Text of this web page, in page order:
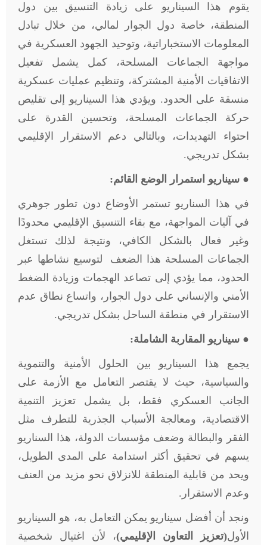
يقوم هذا السيناريو على زيادة التنسيق بين دول
المنطقة، خاصة دول الجوار لمالي، من خلال تبادل
المعلومات الاستخباراتية، وتوحيد الجهود العسكرية في
مواجهة الجماعات المسلحة، كمل يشمل تفعيل
الاتفاقيات الأمنية المشتركة، وتنظيم عمليات عسكرية
منسقة على الحدود. ويؤدي هذا السيناريو إلى تقليص
حركة الجماعات المسلحة، وتحسين القدرة على
احتواء التهديدات، وبالتالي دعم الاستقرار الإقليمي
بشكل تدريجي.
● سيناريو استمرار الوضع القائم:
في هذا السناريو تستمر الأوضاع دون تطور جوهري
في آليات المواجهة، مع بقاء التنسيق الإقليمي محدودًا
وغير فعال بالشكل الكافي، ونتيجة لذلك تستغل
الجماعات المسلحة هذا الضعف لتوسيع نشاطها عبر
الحدود، مما يؤدي إلى تصاعد الهجمات وزيادة الضغط
الأمني والإنساني على دول الجوار، واتساع نطاق عدم
الاستقرار في منطقة الساحل بشكل تدريجي.
● سيناريو المقاربة الشاملة:
يجمع هذا السيناريو بين الحلول الأمنية والتنموية
والسياسية، حيث لا يقتصر التعامل مع الأزمة على
الجانب العسكري فقط، بل يشمل تعزيز التنمية
الاقتصادية، ومعالجة الأسباب الجذرية للتطرف مثل
الفقر والبطالة وضعف مؤسسات الدولة، هذا السناريو
يسهم في تحقيق أكثر استدامة على المدى الطويل،
ويحد من قابلية المنطقة للانزلاق نحو مزيد من العنف
وعدم الاستقرار.
ونجد أن أفضل سيناريو يمكن التعامل به، هو السيناريو
الأول(تعزيز التعاون الإقليمي)، لأن اغتيال شخصية